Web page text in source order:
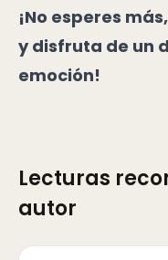
¡No esperes
y disfruta de un
emoción!
Lecturas
autor